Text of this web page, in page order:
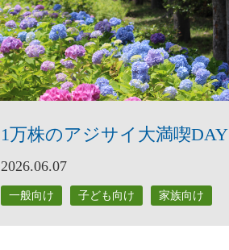
1万株のアジサイ大満喫DAY
2026.06.07
一般向け 子ども向け 家族向け